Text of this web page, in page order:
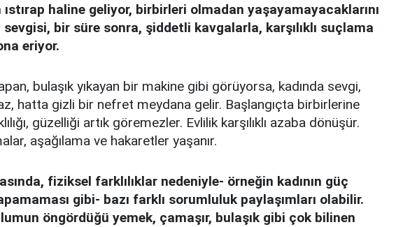
haline geliyor, birbirleri olmadan yaşayamayacaklarını
bir süre sonra, şiddetli kavgalarla, karşılıklı suçlama
eriyor.
bulaşık yıkayan bir makine gibi görüyorsa, kadında sevgi,
hatta gizli bir nefret meydana gelir. Başlangıçta birbirlerine
güzelliği artık göremezler. Evlilik karşılıklı azaba dönüşür.
aşağılama ve hakaretler yaşanır.
fiziksel farklılıklar nedeniyle- örneğin kadının güç
gibi- bazı farklı sorumluluk paylaşımları olabilir.
öngördüğü yemek, çamaşır, bulaşık gibi çok bilinen